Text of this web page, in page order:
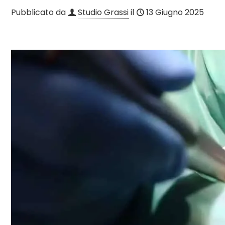
Pubblicato da Studio Grassiil 13 Giugno 2025